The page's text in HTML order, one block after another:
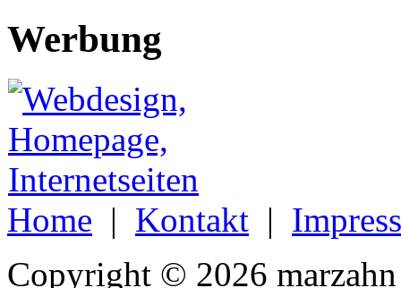
Werbung
Home | Kontakt |
Copyright © 2026